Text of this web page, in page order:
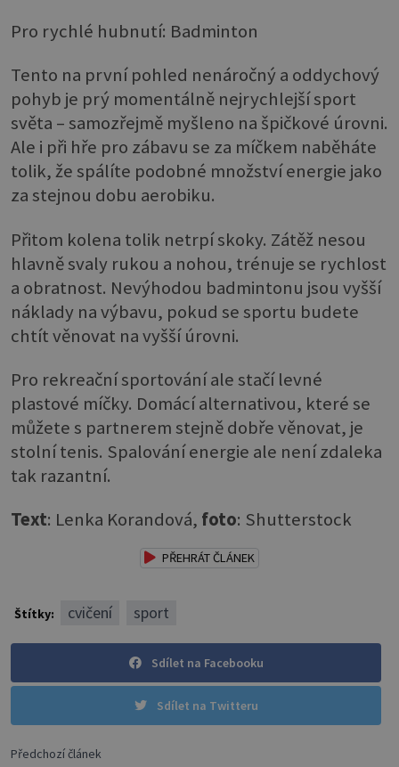
Pro rychlé hubnutí: Badminton
Tento na první pohled nenáročný a oddychový
pohyb je prý momentálně nejrychlejší sport
světa – samozřejmě myšleno na špičkové úrovni.
Ale i při hře pro zábavu se za míčkem naběháte
tolik, že spálíte podobné množství energie jako
za stejnou dobu aerobiku.
Přitom kolena tolik netrpí skoky. Zátěž nesou
hlavně svaly rukou a nohou, trénuje se rychlost
a obratnost. Nevýhodou badmintonu jsou vyšší
náklady na výbavu, pokud se sportu budete
chtít věnovat na vyšší úrovni.
Pro rekreační sportování ale stačí levné
plastové míčky. Domácí alternativou, které se
můžete s partnerem stejně dobře věnovat, je
stolní tenis. Spalování energie ale není zdaleka
tak razantní.
Text: Lenka Korandová, foto: Shutterstock
PŘEHRÁT ČLÁNEK
Štítky: cvičení sport
Sdílet na Facebooku
Sdílet na Twitteru
Předchozí článek